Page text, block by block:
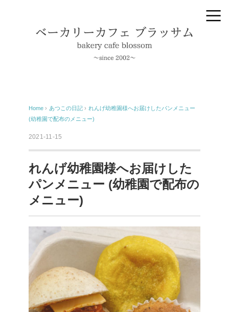
Home › あつこの日記 › れんげ幼稚園様へお届けしたパンメニュー
(幼稚園で配布のメニュー)
2021-11-15
れんげ幼稚園様へお届けした
パンメニュー (幼稚園で配布の
メニュー)